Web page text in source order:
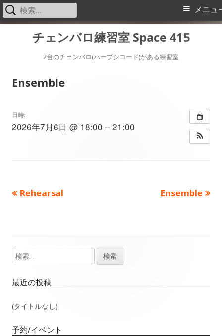
チェンバロ練習室 Space 415
2台のチェンバロ(ハープシコード)がある練習室
メ
メニュ
検
索:
Ensemble
日時:
2026年7月6日 @ 18:00 – 21:00
投
ビ
ゲ
ー
シ
前
Rehearsal
次
Ensemble
メ
イ
ン
検
索:
最近の投稿
(タイトルなし)
予約/イベント